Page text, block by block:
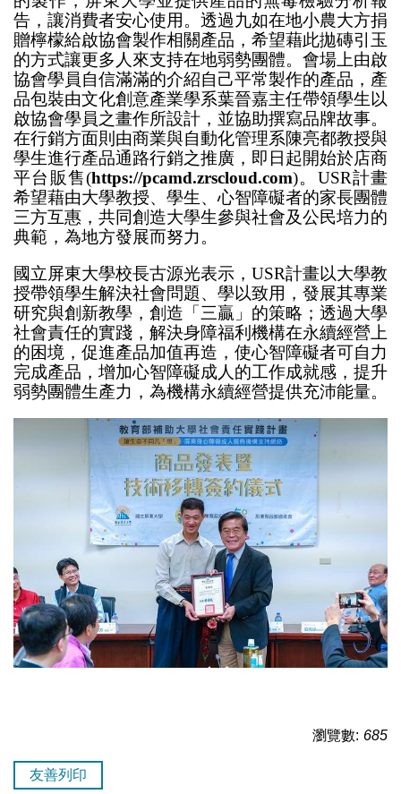
告，讓消費者安心使用。透過九如在地小農大方捐
贈檸檬給啟協會製作相關產品，希望藉此拋磚引玉
的方式讓更多人來支持在地弱勢團體。會場上由啟
協會學員自信滿滿的介紹自己平常製作的產品，產
品包裝由文化創意產業學系葉晉嘉主任帶領學生以
啟協會學員之畫作所設計，並協助撰寫品牌故事。
在行銷方面則由商業與自動化管理系陳亮都教授與
學生進行產品通路行銷之推廣，即日起開始於店商
平台販售(https://pcamd.zrscloud.com)。USR計畫
希望藉由大學教授、學生、心智障礙者的家長團體
三方互惠，共同創造大學生參與社會及公民培力的
典範，為地方發展而努力。
國立屏東大學校長古源光表示，USR計畫以大學教
授帶領學生解決社會問題、學以致用，發展其專業
研究與創新教學，創造「三贏」的策略；透過大學
社會責任的實踐，解決身障福利機構在永續經營上
的困境，促進產品加值再造，使心智障礙者可自力
完成產品，增加心智障礙成人的工作成就感，提升
弱勢團體生產力，為機構永續經營提供充沛能量。
瀏覽數: 685
友善列印